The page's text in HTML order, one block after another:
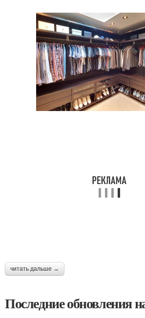
читать дальше →
Последние обновления